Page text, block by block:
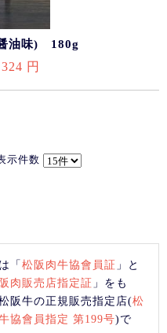
油味) 180g
324 円
示件数
「松阪肉牛協會員証 」と
肉販売店指定証 」をも
阪牛の正規販売指定店(松
協會員指定 第199号)で